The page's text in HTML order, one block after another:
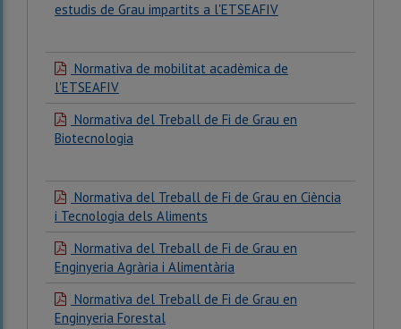
estudis de Grau impartits a l'ETSEAFIV
Normativa de mobilitat acadèmica de
l'ETSEAFIV
Normativa del Treball de Fi de Grau en
Biotecnologia
Normativa del Treball de Fi de Grau en Ciència
i Tecnologia dels Aliments
Normativa del Treball de Fi de Grau en
Enginyeria Agrària i Alimentària
Normativa del Treball de Fi de Grau en
Enginyeria Forestal